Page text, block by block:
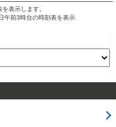
表示します。
午前3時台の時刻表を表示